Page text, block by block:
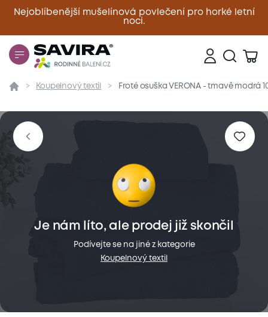
Nejoblíbenější mušelínová povlečení pro horké letní
noci.
Zavřít
Přehled Parametry Popis produktu Materiál
Koupelnový textil Froté osuška VERONA - tmavě modrá
Je nám líto, ale prodej již skončil
Podívejte se na jiné z kategorie
Koupelnový textil